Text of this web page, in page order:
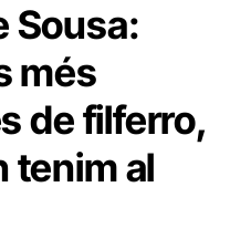
Sousa:
més
de filferro,
tenim al